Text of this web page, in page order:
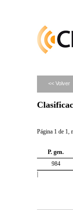
<< Volver
Página 1 de 1,
P. gen.
984
|